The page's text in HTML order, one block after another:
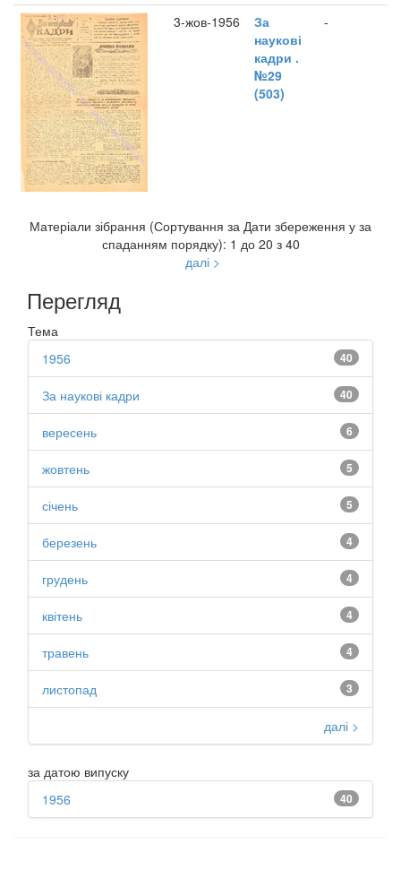
3-жов-1956
За
наукові
кадри .
№29
(503)
-
Матеріали зібрання (Сортування за Дати збереження у за
спаданням порядку): 1 до 20 з 40
далі >
Перегляд
Тема
40
1956
40
За наукові кадри
6
вересень
5
жовтень
5
січень
4
березень
4
грудень
4
квітень
4
травень
3
листопад
далі >
за датою випуску
40
1956